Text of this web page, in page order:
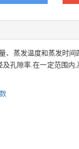
、蒸发温度和蒸发时
孔隙率.在一定范围